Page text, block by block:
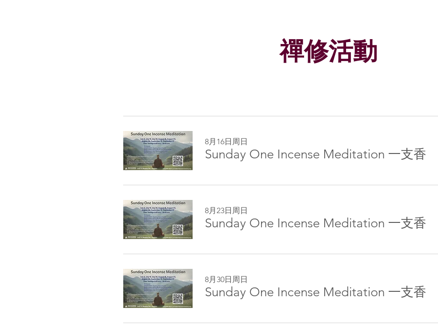
​禪修活動
8月16日周日
Sunday One Incense Meditation 一支香
8月23日周日
Sunday One Incense Meditation 一支香
8月30日周日
Sunday One Incense Meditation 一支香